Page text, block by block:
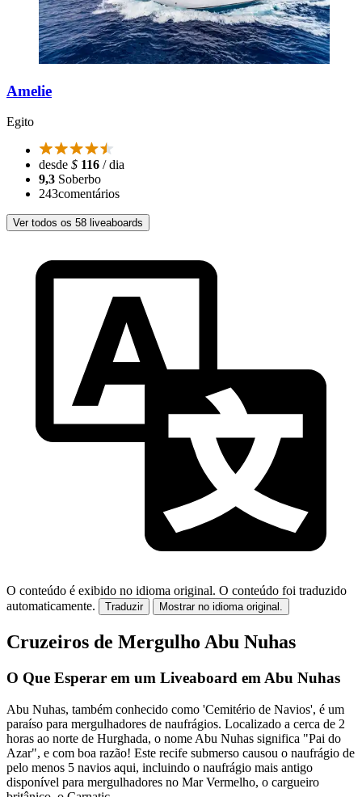
Amelie
Egito
desde $ 116 / dia
9,3 Soberbo
243comentários
Ver todos os 58 liveaboards
O conteúdo é exibido no idioma original. O conteúdo foi traduzido
automaticamente.
Traduzir Mostrar no idioma original.
Cruzeiros de Mergulho Abu Nuhas
O Que Esperar em um Liveaboard em Abu Nuhas
Abu Nuhas, também conhecido como 'Cemitério de Navios', é um
paraíso para mergulhadores de naufrágios. Localizado a cerca de 2
horas ao norte de Hurghada, o nome Abu Nuhas significa "Pai do
Azar", e com boa razão! Este recife submerso causou o naufrágio de
pelo menos 5 navios aqui, incluindo o naufrágio mais antigo
disponível para mergulhadores no Mar Vermelho, o cargueiro